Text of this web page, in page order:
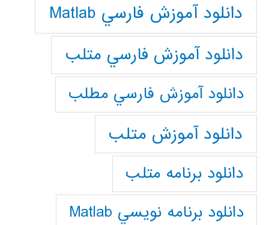
دانلود آموزش فارسي Matlab
دانلود آموزش فارسي متلب
دانلود آموزش فارسي مطلب
دانلود آموزش متلب
دانلود برنامه متلب
دانلود برنامه نويسي Matlab